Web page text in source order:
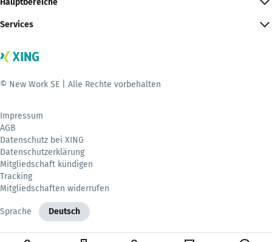
Services
© New Work SE | Alle Rechte vorbehalten
Impressum
AGB
Datenschutz bei XING
Datenschutzerklärung
Mitgliedschaft kündigen
Tracking
Mitgliedschaften widerrufen
Sprache Deutsch